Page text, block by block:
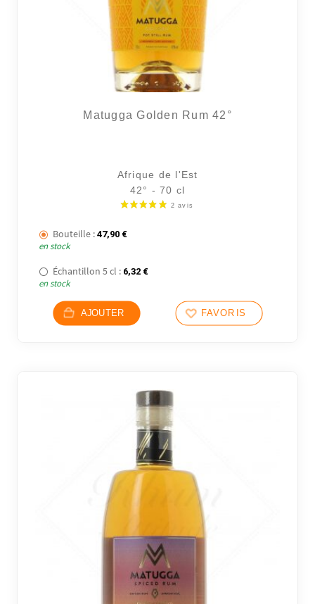
Matugga Golden Rum 42°
Afrique de l'Est
42° - 70 cl
Bouteille : 47,90 €
en stock
Échantillon 5 cl : 6,32 €
en stock
AJOUTER FAVORIS